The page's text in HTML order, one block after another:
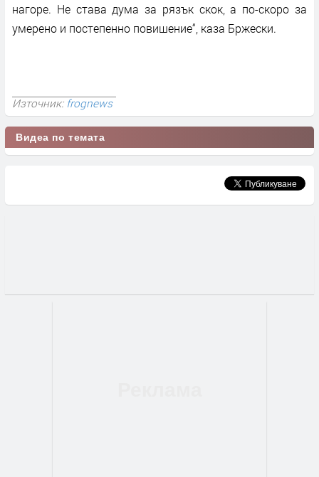
нагоре. Не става дума за рязък скок, а по-скоро за
умерено и постепенно повишение“, каза Бржески.
Източник:frognews
Видеа по темата